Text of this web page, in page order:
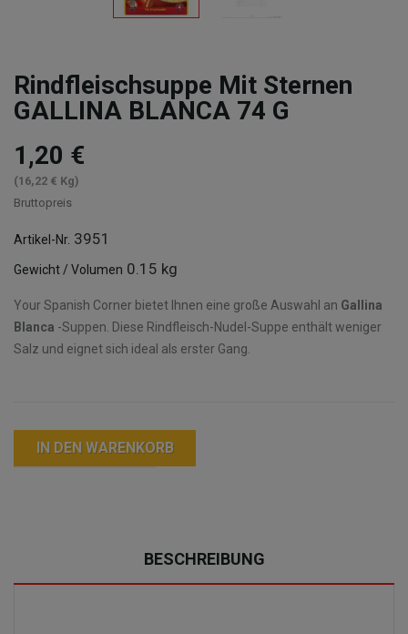
Rindfleischsuppe Mit Sternen
GALLINA BLANCA 74 G
1,20 €
(16,22 € Kg)
Bruttopreis
Artikel-Nr. 3951
Gewicht / Volumen 0.15 kg
Your Spanish Corner bietet Ihnen eine große Auswahl an Gallina
Blanca -Suppen. Diese Rindfleisch-Nudel-Suppe enthält weniger
Salz und eignet sich ideal als erster Gang.
IN DEN WARENKORB
BESCHREIBUNG